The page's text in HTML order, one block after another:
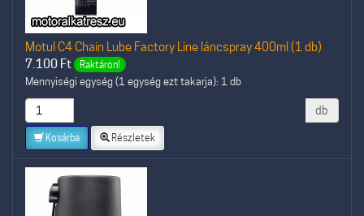
Motul C4 Chain Lube Factory Line láncspray 400ml (1 db)
7.100 Ft Raktáron!
Mennyiségi egység (1 egység ezt takarja): 1 db
db
Kosárba Részletek